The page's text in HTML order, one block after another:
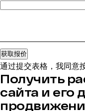
获取报价
通过提交表格，我同意
Получить
сайта и его